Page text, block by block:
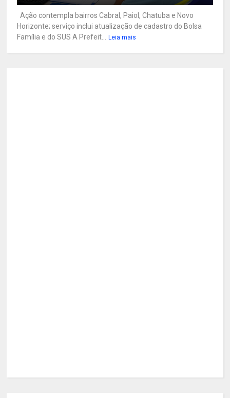
Ação contempla bairros Cabral, Paiol, Chatuba e Novo
Horizonte; serviço inclui atualização de cadastro do Bolsa
Família e do SUS A Prefeit... Leia mais